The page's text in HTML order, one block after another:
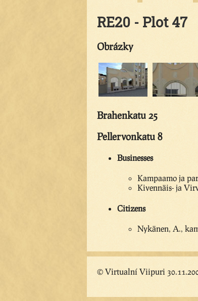
RE20 - Plot 47
Obrázky
Brahenkatu 25
Pellervonkatu 8
Businesses
Kampaamo ja
Kivennäis- ja
Citizens
Nykänen, A.,
© Virtualní Viipuri